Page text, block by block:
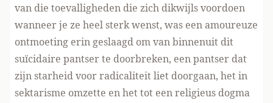
van die toevalligheden die zich dikwijls voordoen
wanneer je ze heel sterk wenst, was een amoureuze
ontmoeting erin geslaagd om van binnenuit dit
suïcidaire pantser te doorbreken, een pantser dat
zijn starheid voor radicaliteit liet doorgaan, het in
sektarisme omzette en het tot een religieus dogma